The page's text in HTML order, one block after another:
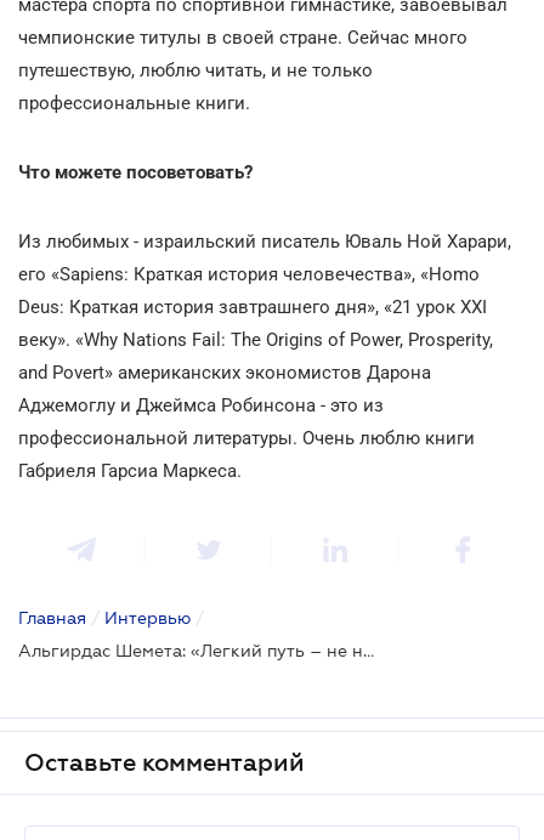
мастера спорта по спортивной гимнастике, завоевывал
чемпионские титулы в своей стране. Сейчас много
путешествую, люблю читать, и не только
профессиональные книги.
Что можете посоветовать?
Из любимых - израильский писатель Юваль Ной Харари,
его «Sapiens: Краткая история человечества», «Homo
Deus: Краткая история завтрашнего дня», «21 урок XXI
веку». «Why Nations Fail: The Origins of Power, Prosperity,
and Povert» американских экономистов Дарона
Аджемоглу и Джеймса Робинсона - это из
профессиональной литературы. Очень люблю книги
Габриеля Гарсиа Маркеса.
Главная / Интервью /
Альгирдас Шемета: «Легкий путь – не наш путь»
Оставьте комментарий